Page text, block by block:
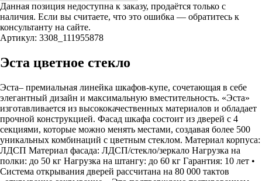
Данная позиция недоступна к заказу, продаётся только с
наличия. Если вы считаете, что это ошибка — обратитесь к
консультанту на сайте.
Артикул: 3308_111955878
Эста цветное стекло
Эста– премиальная линейка шкафов-купе, сочетающая в себе
элегантный дизайн и максимальную вместительность. «Эста»
изготавливается из высококачественных материалов и обладает
прочной конструкцией. Фасад шкафа состоит из дверей с 4
секциями, которые можно менять местами, создавая более 500
уникальных комбинаций с цветным стеклом. Материал корпуса:
ЛДСП Материал фасада: ЛДСП/стекло/зеркало Нагрузка на
полки: до 50 кг Нагрузка на штангу: до 60 кг Гарантия: 10 лет •
Система открывания дверей рассчитана на 80 000 тактов